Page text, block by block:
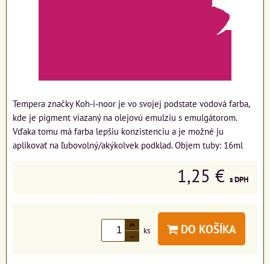
Tempera značky Koh-i-noor je vo svojej podstate vodová farba,
kde je pigment viazaný na olejovú emulziu s emulgátorom.
Vďaka tomu má farba lepšiu konzistenciu a je možné ju
aplikovať na ľubovolný/akýkolvek podklad. Objem tuby: 16ml
1,25 € s DPH
ks DO KOŠÍKA